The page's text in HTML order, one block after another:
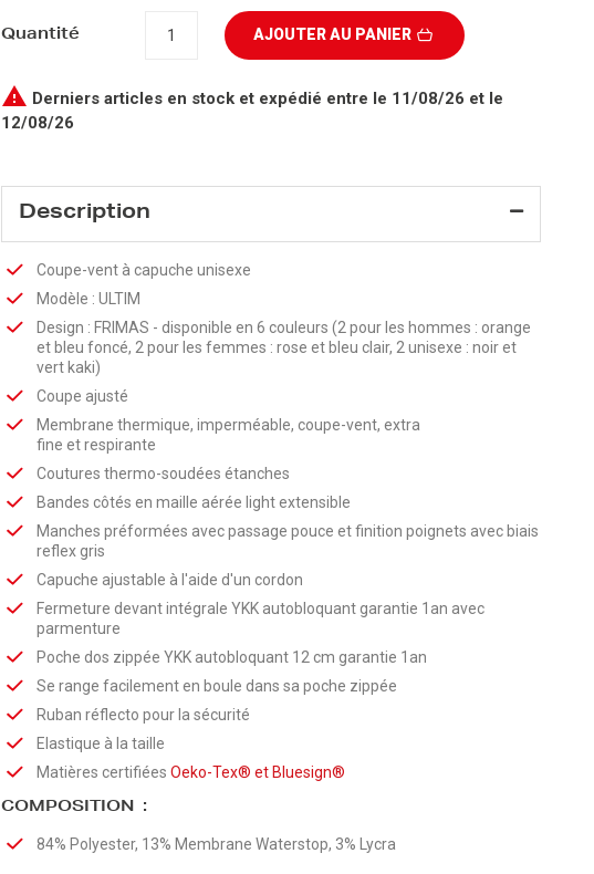
Quantité AJOUTER AU PANIER
 Derniers articles en stock et expédié entre le 11/08/26 et le
12/08/26
Description
Coupe-vent à capuche unisexe
Modèle : ULTIM
Design : FRIMAS - disponible en 6 couleurs (2 pour les hommes : orange
et bleu foncé, 2 pour les femmes : rose et bleu clair, 2 unisexe : noir et
vert kaki)
Coupe ajusté
Membrane thermique, imperméable, coupe-vent, extra
fine et respirante
Coutures thermo-soudées étanches
Bandes côtés en maille aérée light extensible
Manches préformées avec passage pouce et finition poignets avec biais
reflex gris
Capuche ajustable à l'aide d'un cordon
Fermeture devant intégrale YKK autobloquant garantie 1an avec
parmenture
Poche dos zippée YKK autobloquant 12 cm garantie 1an
Se range facilement en boule dans sa poche zippée
Ruban réflecto pour la sécurité
Elastique à la taille
Matières certifiées Oeko-Tex® et Bluesign®
COMPOSITION :
84% Polyester, 13% Membrane Waterstop, 3% Lycra